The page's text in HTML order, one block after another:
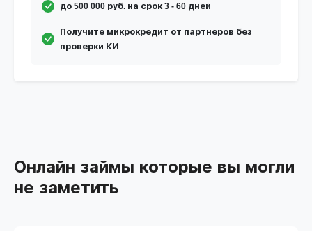
до 500 000 руб. на срок 3 - 60 дней
Получите микрокредит от партнеров без
проверки КИ
Онлайн займы которые вы могли
не заметить